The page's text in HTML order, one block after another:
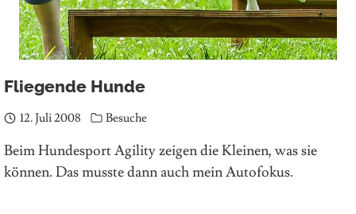
Fliegende Hunde
12. Juli 2008 Besuche
Beim Hundesport Agility zeigen die Kleinen, was sie
können. Das musste dann auch mein Autofokus.